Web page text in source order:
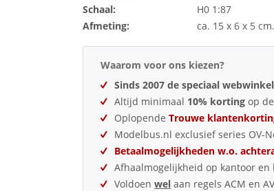
Schaal:
H0 1:87
Afmeting:
ca. 15 x 6 x 5 cm.
Waarom voor ons kiezen?
Sinds 2007 de speciaal
Altijd minimaal 10% kortingop
OplopendeTrouwe
Modelbus.nl exclusief series OV-
Betaalmogelijkheden w.o.
Afhaalmogelijkheid op kantoor en
Voldoenwel aan regels ACM en